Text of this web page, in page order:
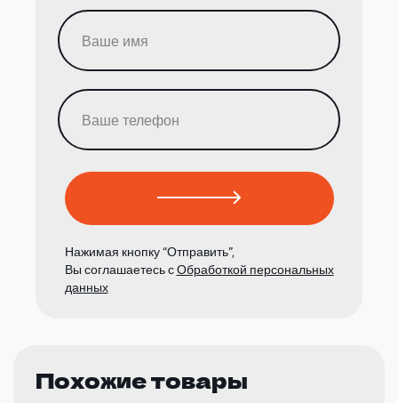
Нажимая кнопку “Отправить”,
Вы соглашаетесь сОбработкой персональных
данных
Похожие товары